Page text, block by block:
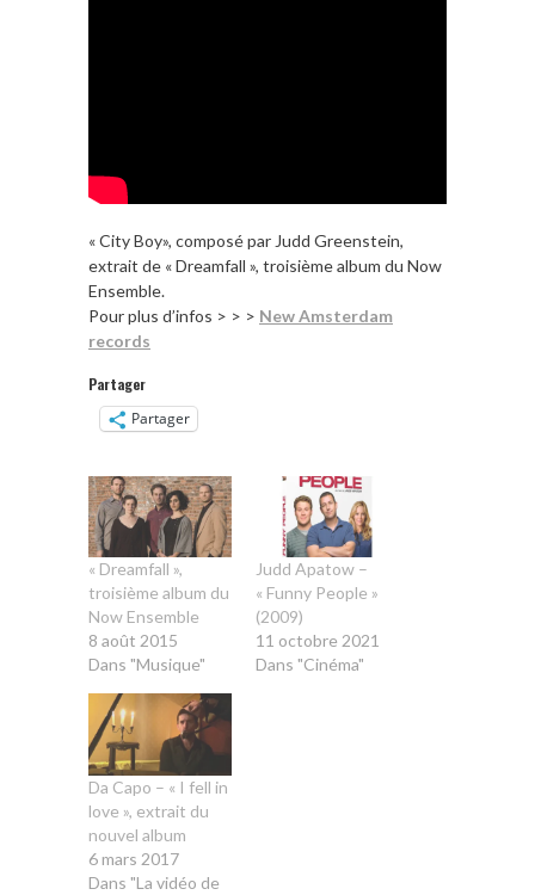
« City Boy», composé par Judd Greenstein,
extrait de « Dreamfall », troisième album du Now
Ensemble.
Pour plus d’infos > > > New Amsterdam
records
Partager
Partager
« Dreamfall »,
troisième album du
Now Ensemble
8 août 2015
Dans "Musique"
Judd Apatow –
« Funny People »
(2009)
11 octobre 2021
Dans "Cinéma"
Da Capo – « I fell in
love », extrait du
nouvel album
6 mars 2017
Dans "La vidéo de